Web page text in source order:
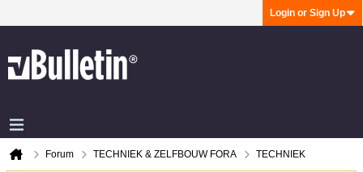
Login or Sign Up
Forum TECHNIEK & ZELFBOUW FORA TECHNIEK